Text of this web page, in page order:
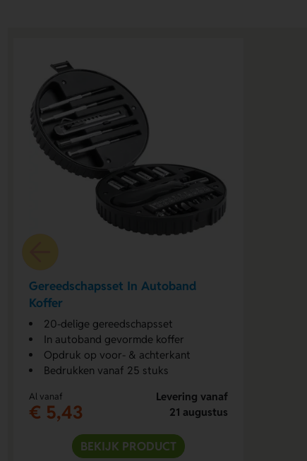
Gereedschapsset In Autoband
Koffer
20-delige gereedschapsset
In autoband gevormde koffer
Opdruk op voor- & achterkant
Bedrukken vanaf 25 stuks
Al vanaf
€ 5,43
Levering vanaf
21 augustus
BEKIJK PRODUCT